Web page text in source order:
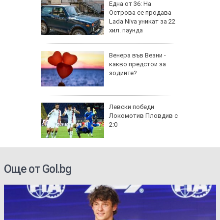
Една от 36: На
Острова се продава
Lada Niva уникат за 22
хил. паунда
Венера във Везни -
какво предстои за
зодиите?
Левски победи
Локомотив Пловдив с
2:0
Още от Gol.bg